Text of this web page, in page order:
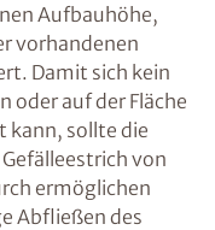
Aufbauhöhe,
vorhandenen
Damit sich kein
oder auf der Fläche
kann, sollte die
von
ermöglichen
Abfließen des